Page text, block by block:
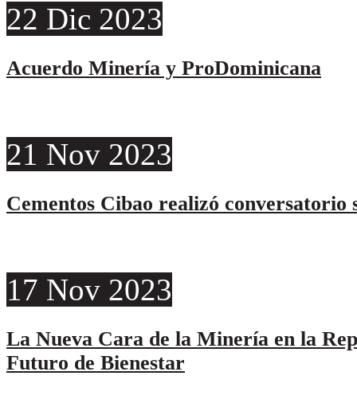
22 Dic 2023
Acuerdo Minería y ProDominicana
21 Nov 2023
Cementos Cibao realizó conversatorio
17 Nov 2023
La Nueva Cara de la Minería en la
Futuro de Bienestar